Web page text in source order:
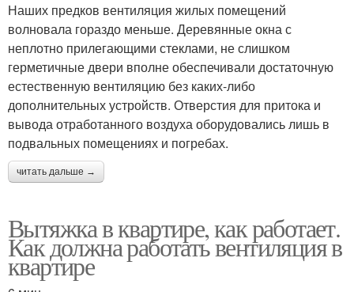
Наших предков вентиляция жилых помещений
волновала гораздо меньше. Деревянные окна с
неплотно прилегающими стеклами, не слишком
герметичные двери вполне обеспечивали достаточную
естественную вентиляцию без каких-либо
дополнительных устройств. Отверстия для притока и
вывода отработанного воздуха оборудовались лишь в
подвальных помещениях и погребах.
читать дальше →
Вытяжка в квартире, как работает.
Как должна работать вентиляция в
квартире